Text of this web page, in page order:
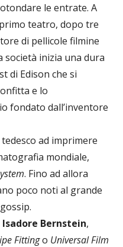
le entrate. A
teatro, dopo tre
di pellicole filmine
società inizia una dura
di Edison che si
e lo
fondato dall’inventore
ad imprimere
mondiale,
. Fino ad allora
poco noti al grande
Isadore Bernstein,
Fittingo Universal Film